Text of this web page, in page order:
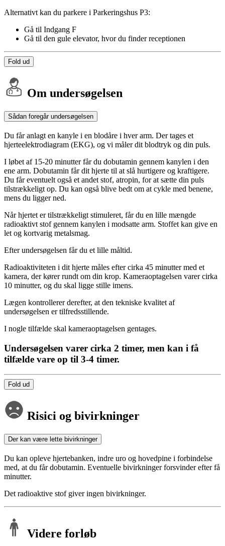
Alternativt kan du parkere i Parkeringshus P3:
Gå til Indgang F
Gå til den gule elevator, hvor du finder receptionen
Fold ud
Om undersøgelsen
Sådan foregår undersøgelsen
Du får anlagt en kanyle i en blodåre i hver arm. Der tages et
hjerteelektrodiagram (EKG), og vi måler dit blodtryk og din puls.
I løbet af 15-20 minutter får du dobutamin gennem kanylen i den
ene arm. Dobutamin får dit hjerte til at slå hurtigere og kraftigere.
Du får eventuelt også et andet stof, atropin, for at sætte din puls
tilstrækkeligt op. Du kan også blive bedt om at cykle med benene,
mens du ligger ned.
Når hjertet er tilstrækkeligt stimuleret, får du en lille mængde
radioaktivt stof gennem kanylen i modsatte arm. Stoffet kan give en
let og kortvarig metalsmag.
Efter undersøgelsen får du et lille måltid.
Radioaktiviteten i dit hjerte måles efter cirka 45 minutter med et
kamera, der kører rundt om din krop. Kameraoptagelsen varer cirka
10 minutter, og du skal ligge stille imens.
Lægen kontrollerer derefter, at den tekniske kvalitet af
undersøgelsen er tilfredsstillende.
I nogle tilfælde skal kameraoptagelsen gentages.
Undersøgelsen varer cirka 2 timer, men kan i få
tilfælde vare op til 3-4 timer.
Fold ud
Risici og bivirkninger
Der kan være lette bivirkninger
Du kan opleve hjertebanken, indre uro og hovedpine i forbindelse
med, at du får dobutamin. Eventuelle bivirkninger forsvinder efter få
minutter.
Det radioaktive stof giver ingen bivirkninger.
Videre forløb